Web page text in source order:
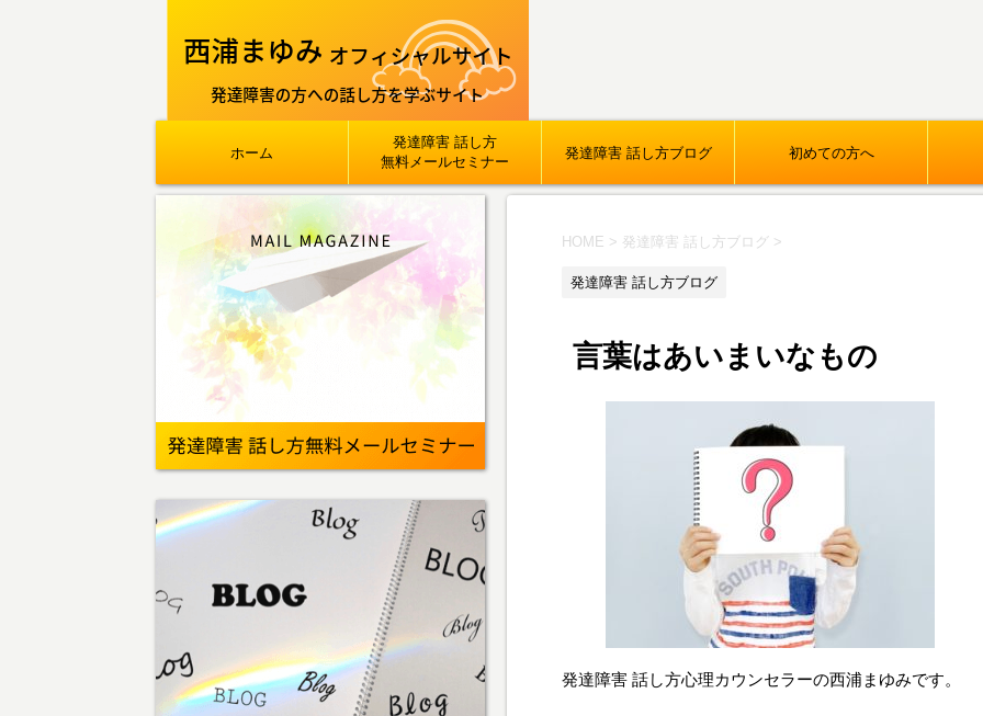
ホーム
発達障害 話し方
無料メールセミナー
発達障害 話し方ブログ 初めての方へ
HOME > 発達障害 話し方ブログ >
発達障害 話し方ブログ
言葉はあいまいなもの
発達障害 話し方心理カウンセラーの西浦まゆみです。